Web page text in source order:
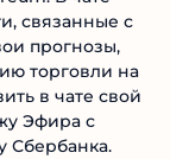
связанные с
прогнозы,
торговли на
в чате свой
Эфира с
Сбербанка.